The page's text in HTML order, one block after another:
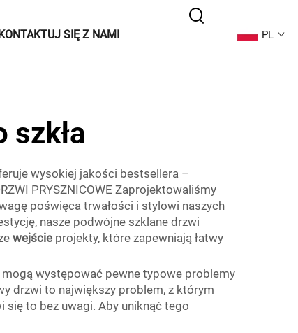
SIĘ Z NAMI PL
wysokiej jakości bestsellera –
PRYSZNICOWE Zaprojektowaliśmy
poświęca trwałości i stylowi naszych
nasze podwójne szklane drzwi
wejście projekty, które zapewniają łatwy
występować pewne typowe problemy
drzwi to największy problem, z którym
się to bez uwagi. Aby uniknąć tego